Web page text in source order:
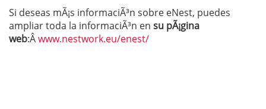
Si deseas mÃ¡s informaciÃ³n sobre eNest, puedes
ampliar toda la informaciÃ³n en su pÃ¡gina
web:Âwww.nestwork.eu/enest/